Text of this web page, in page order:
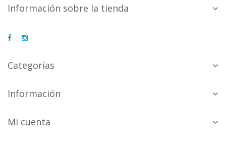
Información sobre la tienda
Categorías
Información
Mi cuenta